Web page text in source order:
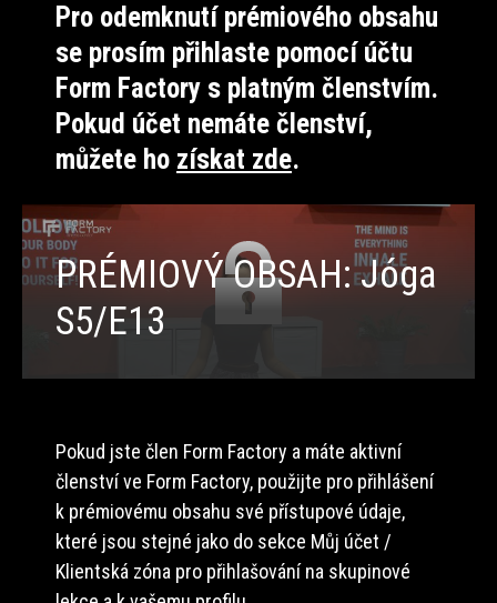
Pro odemknutí prémiového obsahu
se prosím přihlaste pomocí účtu
Form Factory s platným členstvím.
Pokud účet nemáte členství,
můžete ho získat zde.
PRÉMIOVÝ OBSAH: Jóga
S5/E13
Pokud jste člen Form Factory a máte aktivní
členství ve Form Factory, použijte pro přihlášení
k prémiovému obsahu své přístupové údaje,
které jsou stejné jako do sekce Můj účet /
Klientská zóna pro přihlašování na skupinové